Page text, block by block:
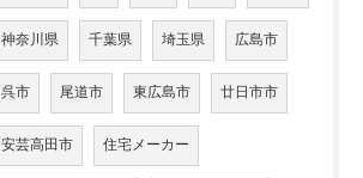
神奈川県 千葉県 埼玉県 広島市
呉市 尾道市 東広島市 廿日市市
安芸高田市 住宅メーカー